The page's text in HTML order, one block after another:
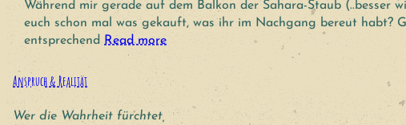
Während mir gerade auf dem Balkon der Sahara-Staub
euch schon mal was gekauft, was ihr im Nachgang bereut habt?
entsprechend
Read more
Anspruch & Realität
Wer die Wahrheit fürchtet,